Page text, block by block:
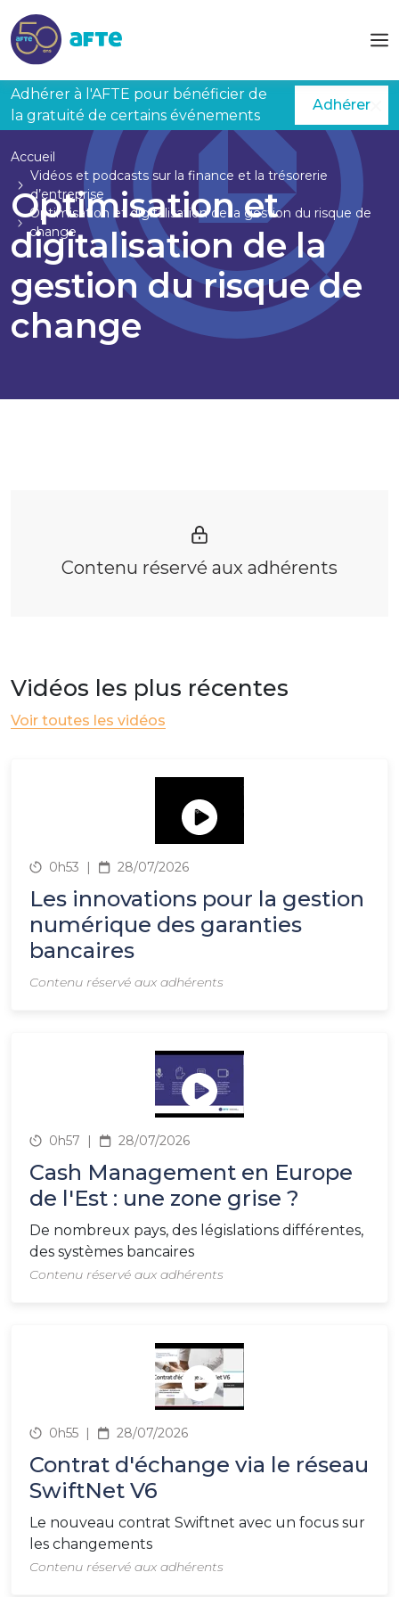
Adhérer à l'AFTE pour bénéficier de
la gratuité de certains événements
Adhérer
Accueil
Vidéos et podcasts sur la finance et la trésorerie
d’entreprise
Optimisation et digitalisation de la gestion du risque de
change
Optimisation et
digitalisation de la
gestion du risque de
change
Contenu réservé aux adhérents
Vidéos les plus récentes
Voir toutes les vidéos
0h53 | 28/07/2026
Les innovations pour la gestion
numérique des garanties
bancaires
Contenu réservé aux adhérents
0h57 | 28/07/2026
Cash Management en Europe
de l'Est : une zone grise ?
De nombreux pays, des législations différentes,
des systèmes bancaires
Contenu réservé aux adhérents
0h55 | 28/07/2026
Contrat d'échange via le réseau
SwiftNet V6
Le nouveau contrat Swiftnet avec un focus sur
les changements
Contenu réservé aux adhérents